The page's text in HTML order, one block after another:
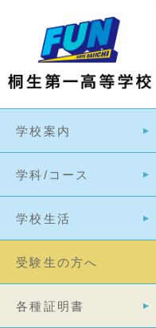
学校案内
学科/コース
学校生活
受験生の方へ
各種証明書